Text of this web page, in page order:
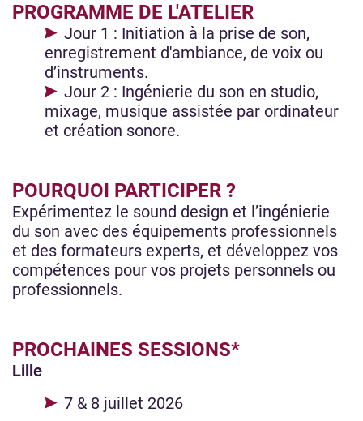
PROGRAMME DE L'ATELIER
Jour 1 : Initiation à la prise de son,
enregistrement d'ambiance, de voix ou
d’instruments.
Jour 2 : Ingénierie du son en studio,
mixage, musique assistée par ordinateur
et création sonore.
POURQUOI PARTICIPER ?
Expérimentez le sound design et l’ingénierie
du son avec des équipements professionnels
et des formateurs experts, et développez vos
compétences pour vos projets personnels ou
professionnels.
PROCHAINES SESSIONS*
Lille
7 & 8 juillet 2026